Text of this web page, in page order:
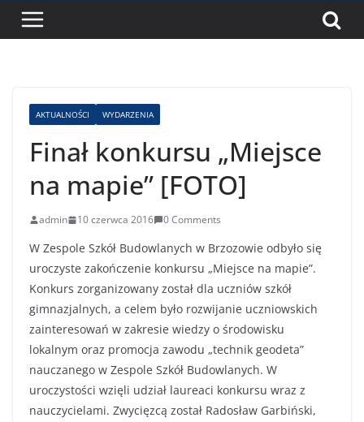
AKTUALNOŚCI WYDARZENIA
Finał konkursu „Miejsce
na mapie” [FOTO]
admin 10 czerwca 2016 0 Comments
W Zespole Szkół Budowlanych w Brzozowie odbyło się
uroczyste zakończenie konkursu „Miejsce na mapie”.
Konkurs zorganizowany został dla uczniów szkół
gimnazjalnych, a celem było rozwijanie uczniowskich
zainteresowań w zakresie wiedzy o środowisku
lokalnym oraz promocja zawodu „technik geodeta”
nauczanego w Zespole Szkół Budowlanych. W
uroczystości wzięli udział laureaci konkursu wraz z
nauczycielami. Zwycięzcą został Radosław Garbiński,